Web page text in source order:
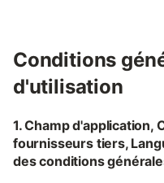
Conditions
d'utilisation
1. Champ d'application,
fournisseurs tiers,
des conditions